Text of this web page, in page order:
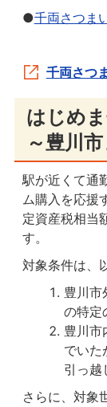
●千両さつま
千両さつ
はじめ
～豊川
駅が近くて通
ム購入を応援
定資産税相当
す。
対象条件は、
豊川市
の特定
豊川市
でいた
引っ越
さらに、対象